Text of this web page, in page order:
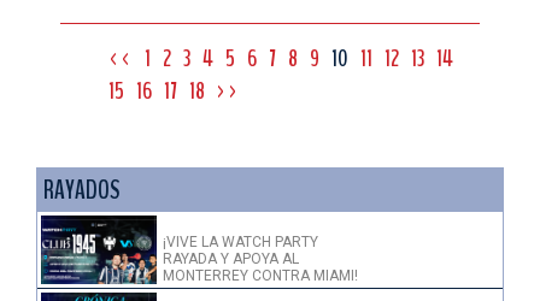
<< 1 2 3 4 5 6 7 8 9 10 11 12 13 14
15 16 17 18 >>
RAYADOS
¡VIVE LA WATCH PARTY
RAYADA Y APOYA AL
MONTERREY CONTRA MIAMI!